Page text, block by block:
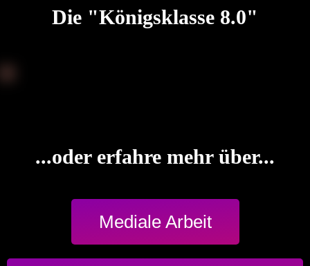
Die "Königsklasse 8.0"
...oder erfahre mehr über...
Mediale Arbeit